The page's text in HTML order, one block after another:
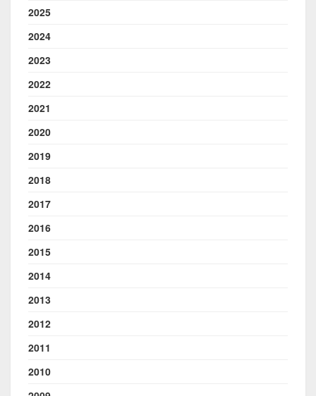
2025
2024
2023
2022
2021
2020
2019
2018
2017
2016
2015
2014
2013
2012
2011
2010